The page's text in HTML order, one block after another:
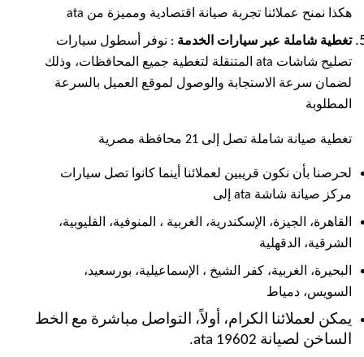
هكذا نمنح عملائنا تجربة صيانة اقتصادية ومميزة من ata
تغطية شاملة عبر سيارات الخدمة : نوفر أسطول سيارات
تصليح شاشات ata المتنقلة لتغطية جميع المحافظات، وذلك
لضمان سرعة الاستجابة والوصول لموقع العميل بالسرعة
المطلوبة
تغطية صيانة شاملة تصل إلى 21 محافظة مصرية
لحرصنا بأن نكون قريبين لعملائنا أينما كانوا تصل سيارات
مركز صيانة شاشة ata إلى
القاهرة، الجيزة، الإسكندرية، الغربية ،
المنوفية، القليوبية،
الشرقية، الدقهلية
البحيرة، الغربية، كفر الشيخ ،
الإسماعيلية، بورسعيد،
السويس، دمياط
يمكن لعملائنا الكرام، أولاً، التواصل مباشرة مع الخط
الساخن لصيانة ata 19602.